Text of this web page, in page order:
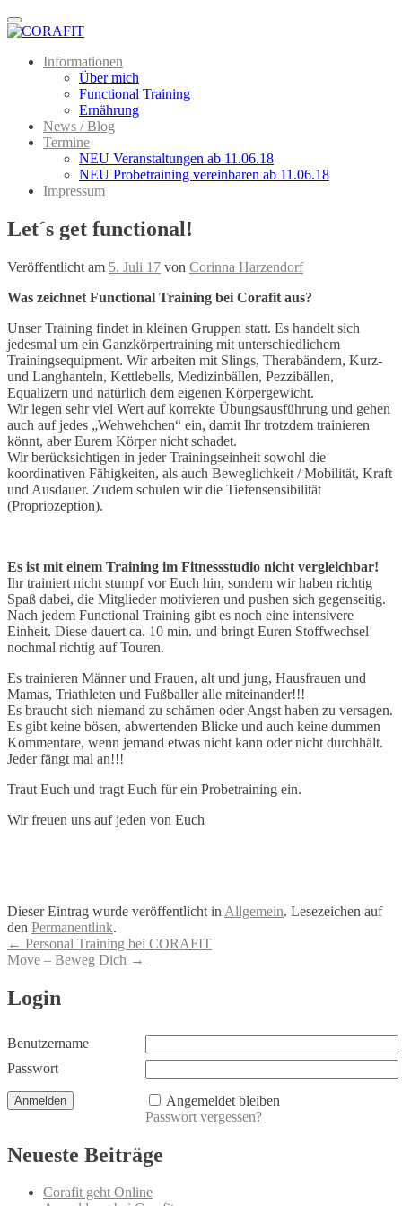
Menu
Informationen
Über mich
Functional Training
Ernährung
News / Blog
Termine
NEU Veranstaltungen ab 11.06.18
NEU Probetraining vereinbaren ab 11.06.18
Impressum
Let´s get functional!
Veröffentlicht am 5. Juli 17 von Corinna Harzendorf
Was zeichnet Functional Training bei Corafit aus?
Unser Training findet in kleinen Gruppen statt. Es handelt sich
jedesmal um ein Ganzkörpertraining mit unterschiedlichem
Trainingsequipment. Wir arbeiten mit Slings, Therabändern, Kurz-
und Langhanteln, Kettlebells, Medizinbällen, Pezzibällen,
Equalizern und natürlich dem eigenen Körpergewicht.
Wir legen sehr viel Wert auf korrekte Übungsausführung und gehen
auch auf jedes „Wehwehchen“ ein, damit Ihr trotzdem trainieren
könnt, aber Eurem Körper nicht schadet.
Wir berücksichtigen in jeder Trainingseinheit sowohl die
koordinativen Fähigkeiten, als auch Beweglichkeit / Mobilität, Kraft
und Ausdauer. Zudem schulen wir die Tiefensensibilität
(Propriozeption).
Es ist mit einem Training im Fitnessstudio nicht vergleichbar!
Ihr trainiert nicht stumpf vor Euch hin, sondern wir haben richtig
Spaß dabei, die Mitglieder motivieren und pushen sich gegenseitig.
Nach jedem Functional Training gibt es noch eine intensivere
Einheit. Diese dauert ca. 10 min. und bringt Euren Stoffwechsel
nochmal richtig auf Touren.
Es trainieren Männer und Frauen, alt und jung, Hausfrauen und
Mamas, Triathleten und Fußballer alle miteinander!!!
Es braucht sich niemand zu schämen oder Angst haben zu versagen.
Es gibt keine bösen, abwertenden Blicke und auch keine dummen
Kommentare, wenn jemand etwas nicht kann oder nicht durchhält.
Jeder fängt mal an!!!
Traut Euch und tragt Euch für ein Probetraining ein.
Wir freuen uns auf jeden von Euch
Dieser Eintrag wurde veröffentlicht in Allgemein. Lesezeichen auf
den Permanentlink.
Artikel-
Navigation
← Personal Training bei CORAFIT
Move – Beweg Dich →
Login
Benutzername
Passwort
Angemeldet bleiben
Passwort vergessen?
Neueste Beiträge
Corafit geht Online